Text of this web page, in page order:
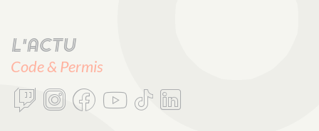
L'actu
Code & Permis